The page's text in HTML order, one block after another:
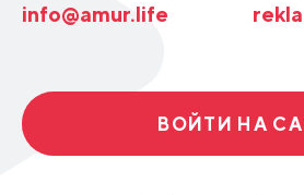
info@amur.life
ВОЙТИ НА